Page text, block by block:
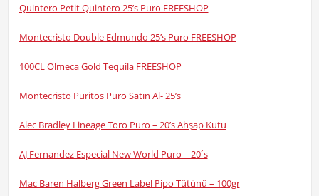
Quintero Petit Quintero 25’s Puro FREESHOP
Montecristo Double Edmundo 25’s Puro FREESHOP
100CL Olmeca Gold Tequila FREESHOP
Montecristo Puritos Puro Satın Al- 25’s
Alec Bradley Lineage Toro Puro – 20’s Ahşap Kutu
AJ Fernandez Especial New World Puro – 20´s
Mac Baren Halberg Green Label Pipo Tütünü – 100gr